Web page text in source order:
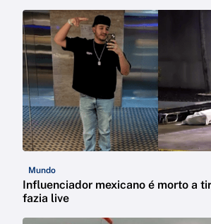
Mundo
Influenciador mexicano é morto a
fazia live